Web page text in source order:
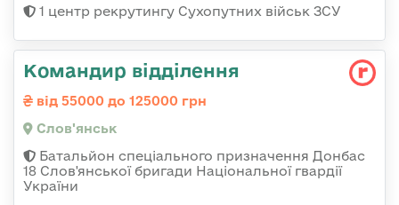
1 центр рекрутингу Сухопутних військ ЗСУ
Командир відділення
від 55000 до 125000 грн
Слов'янськ
Батальйон спеціального призначення Донбас
18 Слов'янської бригади Національної гвардії
України